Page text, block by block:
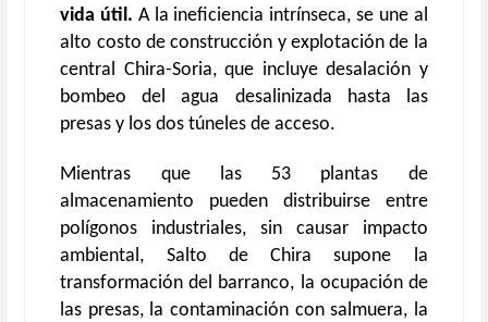
vida útil. A la ineficiencia intrínseca, se une al
alto costo de construcción y explotación de la
central Chira-Soria, que incluye desalación y
bombeo del agua desalinizada hasta las
presas y los dos túneles de acceso.
Mientras que las 53 plantas de
almacenamiento pueden distribuirse entre
polígonos industriales, sin causar impacto
ambiental, Salto de Chira supone la
transformación del barranco, la ocupación de
las presas, la contaminación con salmuera, la